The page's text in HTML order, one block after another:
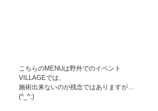
こちらのMENUは野外でのイベント
VILLAGEでは、
施術出来ないのが残念ではありますが…
(^_^;)